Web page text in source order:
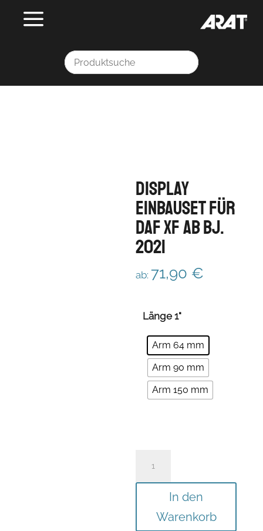
Display
Einbauset für
DAF XF ab Bj.
2021
ab: 71,90 €
Länge 1"
Arm 64 mm
Arm 90 mm
Arm 150 mm
In den
Warenkorb